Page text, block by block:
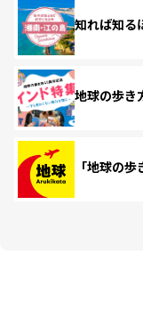
知れば知る
地球の歩き
「地球の